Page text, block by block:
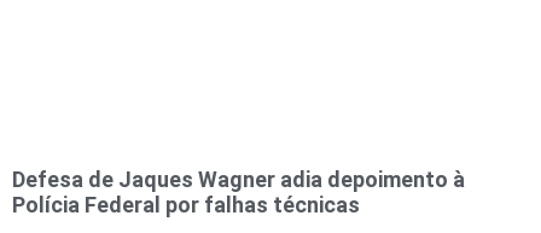
Defesa de Jaques Wagner adia depoimento à
Polícia Federal por falhas técnicas